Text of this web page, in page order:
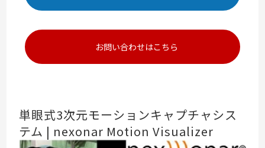
お問い合わせはこちら
単眼式3次元モーションキャプチャシス
テム | nexonar Motion Visualizer